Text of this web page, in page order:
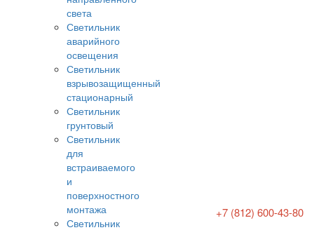
света
Светильник
аварийного
освещения
Светильник
взрывозащищенный
стационарный
Светильник
грунтовый
Светильник
для
встраиваемого
и
поверхностного
монтажа
Светильник
+7 (812) 600-43-80